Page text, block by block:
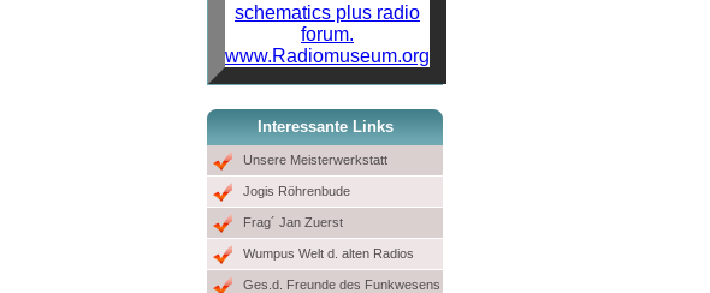
www.Radiomuseum.org
Interessante Links
Unsere Meisterwerkstatt
Jogis Röhrenbude
Frag´ Jan Zuerst
Wumpus Welt d. alten Radios
Ges.d. Freunde des Funkwesens